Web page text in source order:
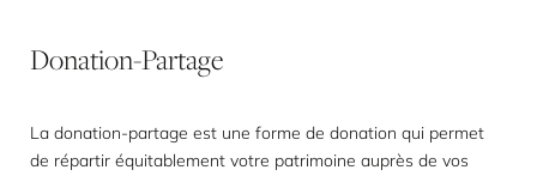
Donation-Partage
La donation-partage est une forme de donation qui permet
de répartir équitablement votre patrimoine auprès de vos